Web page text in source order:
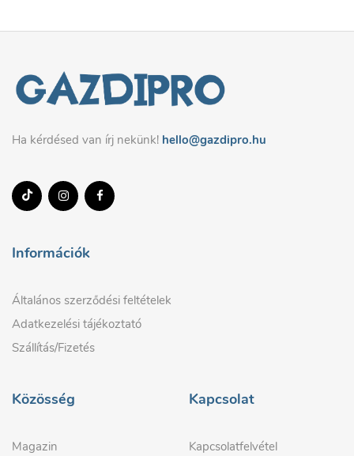
Ha kérdésed van írj nekünk! hello@gazdipro.hu
Információk
Általános szerződési feltételek
Adatkezelési tájékoztató
Szállítás/Fizetés
Közösség
Magazin
Kapcsolat
Kapcsolatfelvétel